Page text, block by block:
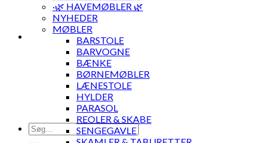
Søg
efter:
·🌿 HAVEMØBLER 🌿
NYHEDER
MØBLER
BARSTOLE
BARVOGNE
BÆNKE
BØRNEMØBLER
LÆNESTOLE
HYLDER
PARASOL
REOLER & SKABE
SENGEGAVLE